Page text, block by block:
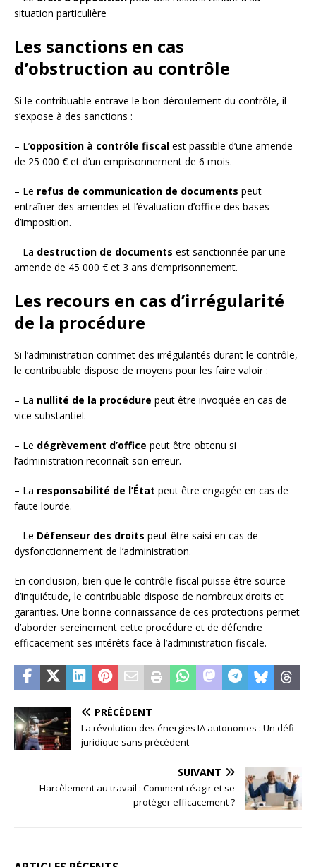
situation particulière
Les sanctions en cas
d’obstruction au contrôle
Si le contribuable entrave le bon déroulement du contrôle, il
s’expose à des sanctions :
– L’opposition à contrôle fiscal est passible d’une amende
de 25 000 € et d’un emprisonnement de 6 mois.
– Le refus de communication de documents peut
entraîner des amendes et l’évaluation d’office des bases
d’imposition.
– La destruction de documents est sanctionnée par une
amende de 45 000 € et 3 ans d’emprisonnement.
Les recours en cas d’irrégularité
de la procédure
Si l’administration commet des irrégularités durant le contrôle,
le contribuable dispose de moyens pour les faire valoir :
– La nullité de la procédure peut être invoquée en cas de
vice substantiel.
– Le dégrèvement d’office peut être obtenu si
l’administration reconnaît son erreur.
– La responsabilité de l’État peut être engagée en cas de
faute lourde.
– Le Défenseur des droits peut être saisi en cas de
dysfonctionnement de l’administration.
En conclusion, bien que le contrôle fiscal puisse être source
d’inquiétude, le contribuable dispose de nombreux droits et
garanties. Une bonne connaissance de ces protections permet
d’aborder sereinement cette procédure et de défendre
efficacement ses intérêts face à l’administration fiscale.
PRÉCÉDENT
La révolution des énergies IA autonomes : Un défi
juridique sans précédent
SUIVANT
Harcèlement au travail : Comment réagir et se
protéger efficacement ?